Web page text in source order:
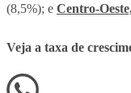
(8,5%); e Centro-
Veja a taxa de